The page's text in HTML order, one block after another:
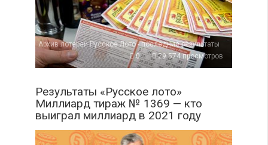
Архив лотереи Русское Лото - последние результаты
0
29 574 просмотров
Результаты «Русское лото»
Миллиард тираж № 1369 — кто
выиграл миллиард в 2021 году